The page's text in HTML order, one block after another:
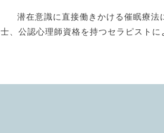
潜在意識に直接働きかける催眠療
士、公認心理師資格を持つセラピスト